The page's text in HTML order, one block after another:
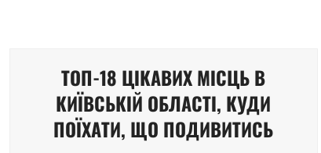
ТОП-18 ЦІКАВИХ МІСЦЬ В
КИЇВСЬКІЙ ОБЛАСТІ, КУДИ
ПОЇХАТИ, ЩО ПОДИВИТИСЬ